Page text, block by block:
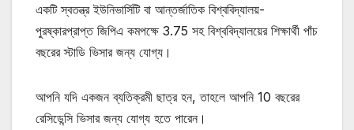
একটি স্বতন্ত্র ইউনিভার্সিটি বা আন্তর্জাতিক বিশ্ববিদ্যালয়-
পুরষ্কারপ্রাপ্ত জিপিএ কমপক্ষে 3.75 সহ বিশ্ববিদ্যালয়ের শিক্ষার্থী পাঁচ
বছরের স্টাডি ভিসার জন্য যোগ্য।
আপনি যদি একজন ব্যতিক্রমী ছাত্র হন, তাহলে আপনি 10 বছরের
রেসিডেন্সি ভিসার জন্য যোগ্য হতে পারেন।